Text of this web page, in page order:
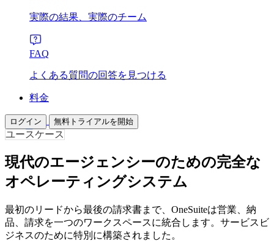
実際の結果、実際のチーム
FAQ
よくある質問の回答を見つける
料金
ログイン 無料トライアルを開始
ユースケース
現代のエージェンシーのための完全な
オペレーティングシステム
最初のリードから最後の請求書まで、OneSuiteは営業、納
品、請求を一つのワークスペースに統合します。サービスビ
ジネスのために特別に構築されました。